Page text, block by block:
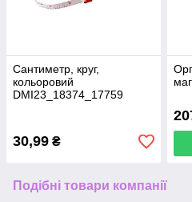
Сантиметр, круг,
кольоровий
DMI23_18374_17759
30,99 ₴
Подібні товари компанії